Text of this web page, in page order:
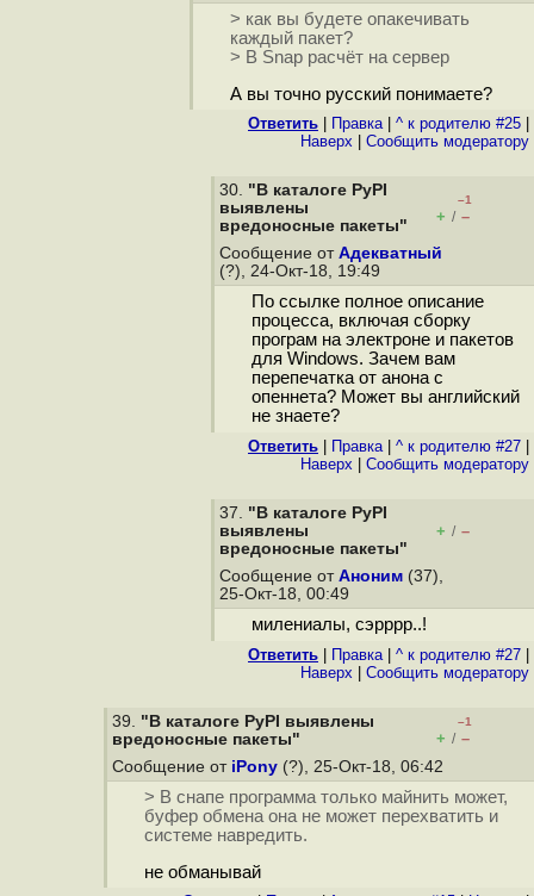
> как вы будете опакечивать
каждый пакет?
> В Snap расчёт на сервер
А вы точно русский понимаете?
Ответить Правка| ^ к родителю #25
Наверх
Cообщить модератору
30. "В каталоге PyPI
выявлены
вредоносные пакеты"
–1
+ / –
Сообщение от Адекватный
(?), 24-Окт-18, 19:49
По ссылке полное описание
процесса, включая сборку
програм на электроне и пакетов
для Windows. Зачем вам
перепечатка от анона с
опеннета? Может вы английский
не знаете?
Ответить Правка| ^ к родителю #27
Наверх
Cообщить модератору
37. "В каталоге PyPI
выявлены
вредоносные пакеты"
+ / –
Сообщение от Аноним (37),
25-Окт-18, 00:49
милениалы, сэрррр..!
Ответить Правка| ^ к родителю #27
Наверх
Cообщить модератору
39. "В каталоге PyPI выявлены
вредоносные пакеты"
–1
+ / –
Сообщение от iPony (?), 25-Окт-18, 06:42
> В снапе программа только майнить может,
буфер обмена она не может перехватить и
системе навредить.
не обманывай